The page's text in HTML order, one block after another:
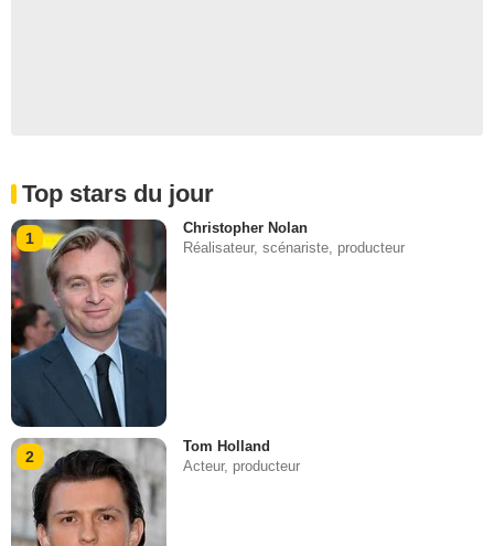
Top stars du jour
1
Christopher Nolan
Réalisateur, scénariste, producteur
2
Tom Holland
Acteur, producteur